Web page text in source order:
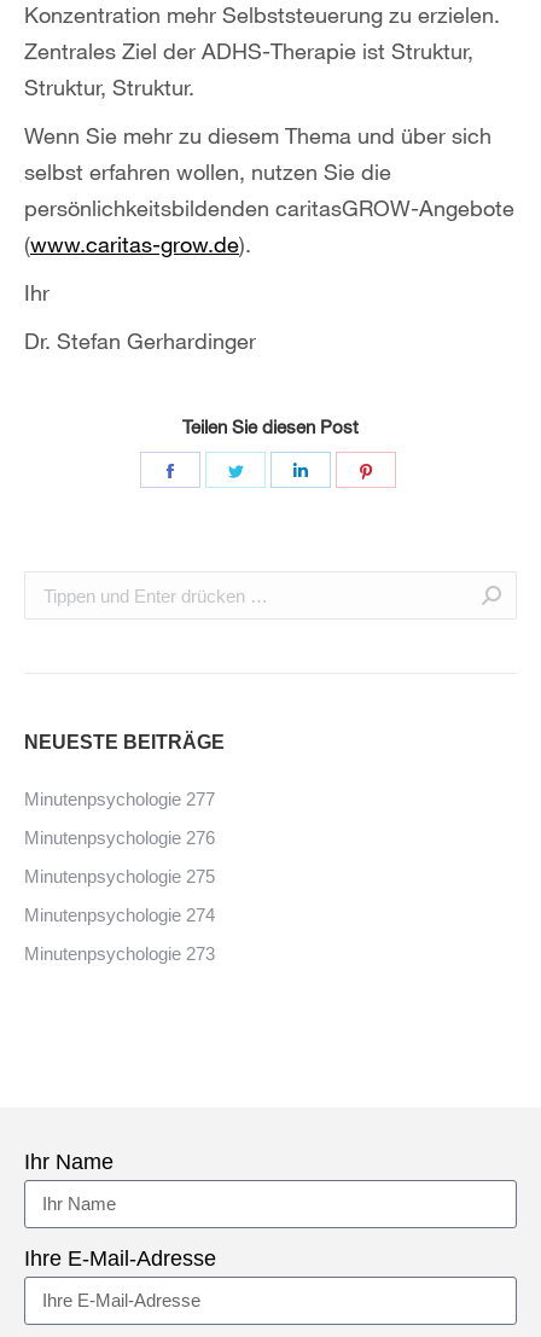
Konzentration mehr Selbststeuerung zu erzielen.
Zentrales Ziel der ADHS-Therapie ist Struktur,
Struktur, Struktur.
Wenn Sie mehr zu diesem Thema und über sich
selbst erfahren wollen, nutzen Sie die
persönlichkeitsbildenden caritasGROW-Angebote
(www.caritas-grow.de).
Ihr
Dr. Stefan Gerhardinger
Teilen Sie diesen Post
NEUESTE BEITRÄGE
Minutenpsychologie 277
Minutenpsychologie 276
Minutenpsychologie 275
Minutenpsychologie 274
Minutenpsychologie 273
Ihr Name
Ihre E-Mail-Adresse